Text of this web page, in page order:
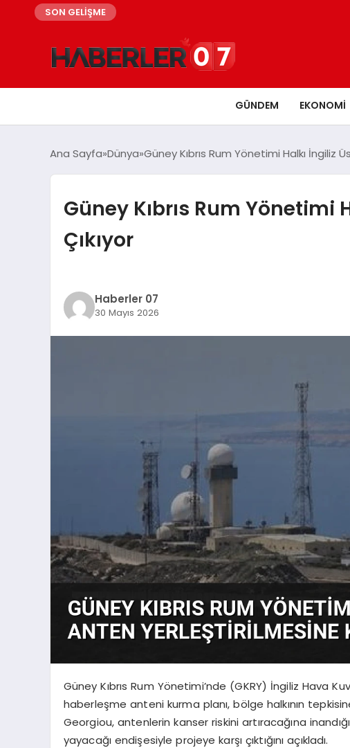
SON GELİŞME
GÜNDEM EKONOMI
Ana Sayfa Dünya Güney Kıbrıs Rum Yönetimi Halkı İngiliz
Güney Kıbrıs Rum Yönetimi
Çıkıyor
Haberler 07
30 Mayıs 2026
Güney Kıbrıs Rum Yönetimi’nde (GKRY) İngiliz Hava
haberleşme anteni kurma planı, bölge halkının
Georgiou, antenlerin kanser riskini artıracağına
yayacağı endişesiyle projeye karşı çıktığını açıkladı.